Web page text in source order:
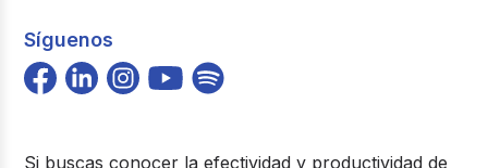
Síguenos
Si buscas conocer la efectividad y productividad de